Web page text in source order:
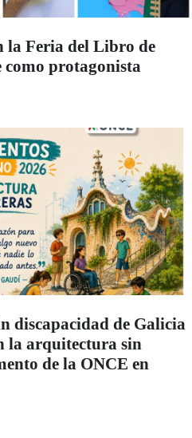
la Feria del Libro de
como protagonista
discapacidad de Galicia
la arquitectura sin
de la ONCE en